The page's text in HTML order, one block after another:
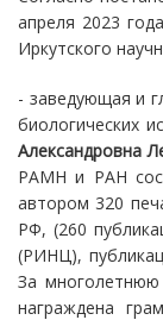
апреля 2023
Иркутского
- заведующая и
биологических
Александровна
РАМН и РАН
автором 320
РФ, (260
(РИНЦ),
За многолетнюю
награждена